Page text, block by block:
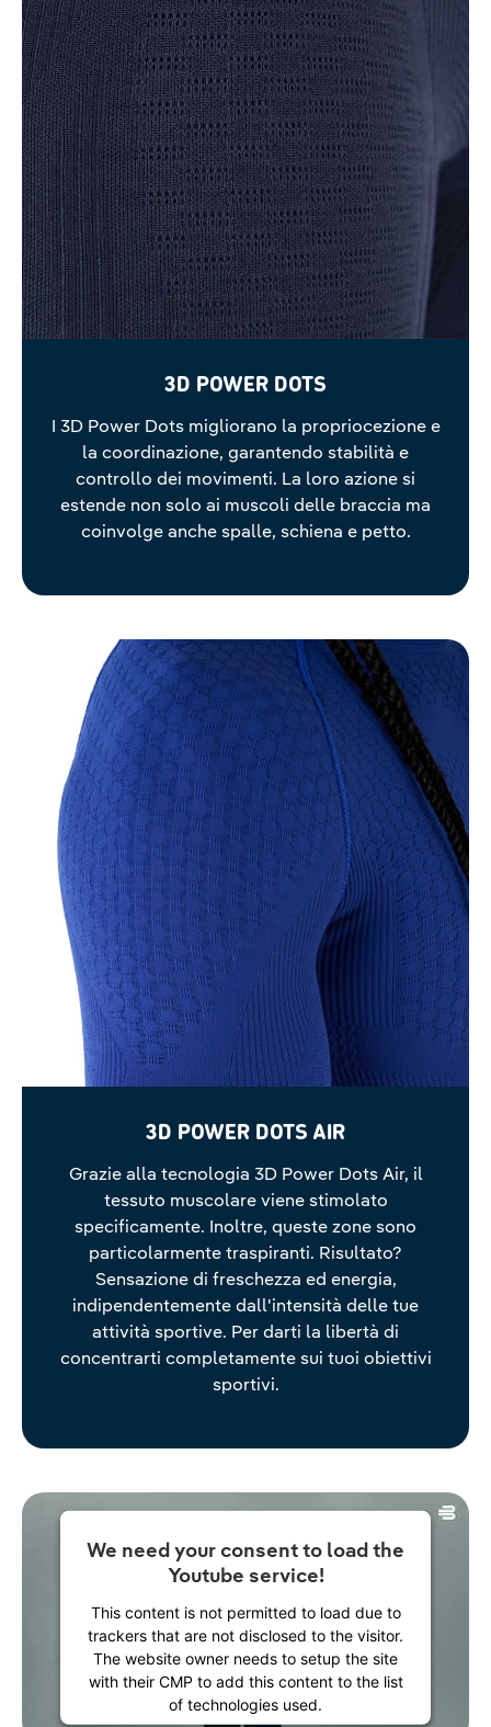
3D POWER DOTS
I 3D Power Dots migliorano la propriocezione e
la coordinazione, garantendo stabilità e
controllo dei movimenti. La loro azione si
estende non solo ai muscoli delle braccia ma
coinvolge anche spalle, schiena e petto.
3D POWER DOTS AIR
Grazie alla tecnologia 3D Power Dots Air, il
tessuto muscolare viene stimolato
specificamente. Inoltre, queste zone sono
particolarmente traspiranti. Risultato?
Sensazione di freschezza ed energia,
indipendentemente dall'intensità delle tue
attività sportive. Per darti la libertà di
concentrarti completamente sui tuoi obiettivi
sportivi.
We need your consent to load the
Youtube service!
This content is not permitted to load due to
trackers that are not disclosed to the visitor.
The website owner needs to setup the site
with their CMP to add this content to the list
of technologies used.